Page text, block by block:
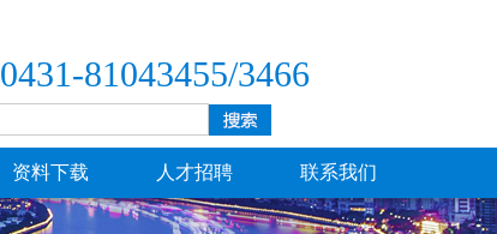
0431-81043455/3466
资料下载 人才招聘 联系我们